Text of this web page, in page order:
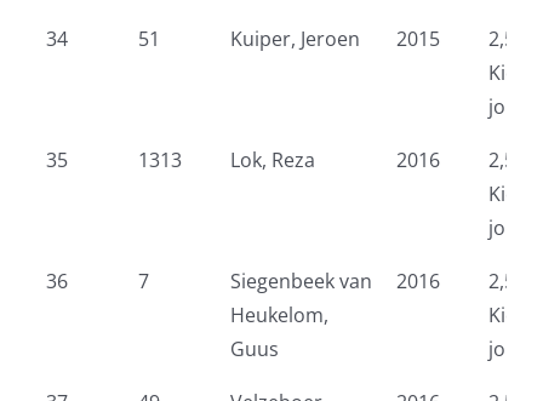
34
51 Kuiper, Jeroen 2015
2,5
35
1313 Lok, Reza 2016
2,5
36
7
Siegenbeek van
Heukelom,
Guus
2016
2,5